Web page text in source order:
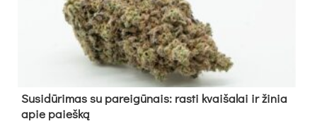
Su­si­dū­ri­mas su pa­rei­gū­nais: ras­ti kvai­ša­lai ir ži­nia
apie paieš­ką